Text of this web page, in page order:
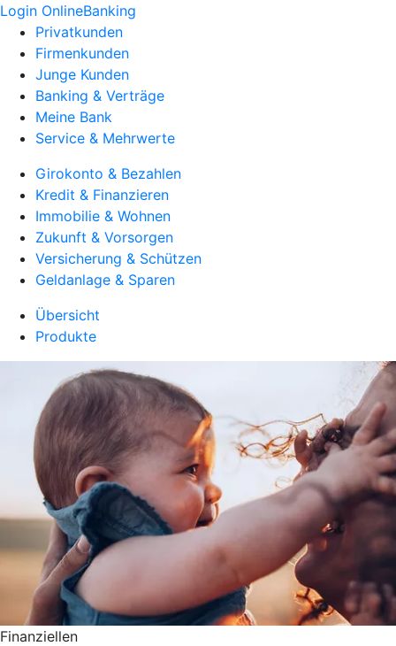
Login OnlineBanking
Privatkunden
Firmenkunden
Junge Kunden
Banking & Verträge
Meine Bank
Service & Mehrwerte
Girokonto & Bezahlen
Kredit & Finanzieren
Immobilie & Wohnen
Zukunft & Vorsorgen
Versicherung & Schützen
Geldanlage & Sparen
Übersicht
Produkte
Finanziellen